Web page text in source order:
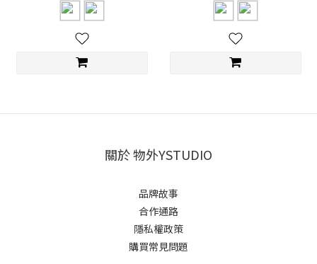
關於 物外YSTUDIO
品牌故事
合作通路
隱私權政策
購買常見問題